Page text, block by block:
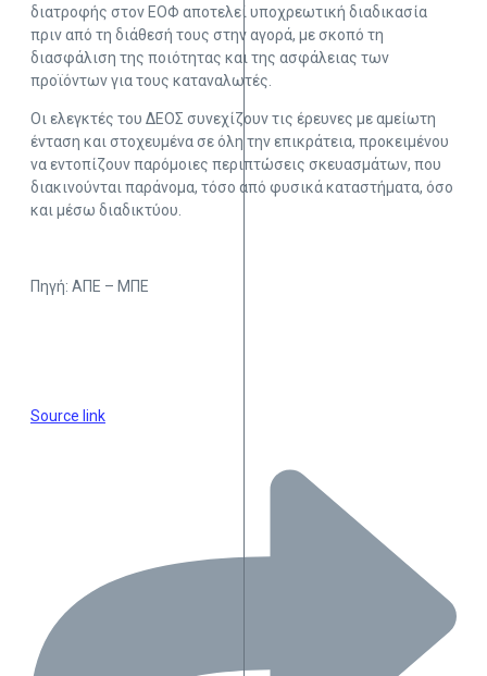
διατροφής στον ΕΟΦ αποτελεί υποχρεωτική διαδικασία
πριν από τη διάθεσή τους στην αγορά, με σκοπό τη
διασφάλιση της ποιότητας και της ασφάλειας των
προϊόντων για τους καταναλωτές.
Οι ελεγκτές του ΔΕΟΣ συνεχίζουν τις έρευνες με αμείωτη
ένταση και στοχευμένα σε όλη την επικράτεια, προκειμένου
να εντοπίζουν παρόμοιες περιπτώσεις σκευασμάτων, που
διακινούνται παράνομα, τόσο από φυσικά καταστήματα, όσο
και μέσω διαδικτύου.
Πηγή: ΑΠΕ – ΜΠΕ
Source link